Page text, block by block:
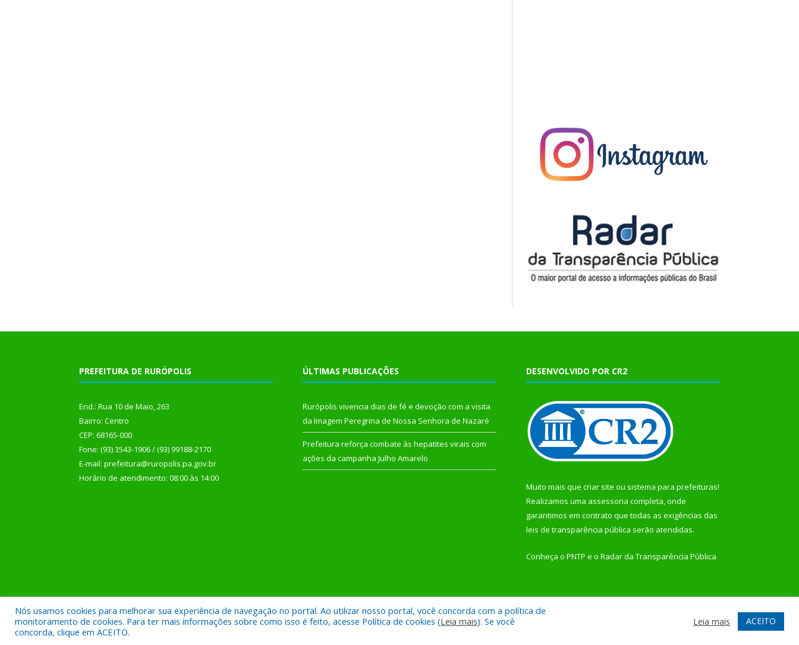
PREFEITURA DE RURÓPOLIS
End.: Rua 10 de Maio, 263
Bairro: Centro
CEP: 68165-000
Fone: (93) 3543-1906 / (93) 99188-2170
E-mail: prefeitura@ruropolis.pa.gov.br
Horário de atendimento: 08:00 às 14:00
ÚLTIMAS PUBLICAÇÕES
Rurópolis vivencia dias de fé e devoção com a visita
da Imagem Peregrina de Nossa Senhora de Nazaré
Prefeitura reforça combate às hepatites virais com
ações da campanha Julho Amarelo
DESENVOLVIDO POR CR2
Muito mais que criar site ou sistema para prefeituras!
Realizamos uma assessoria completa, onde
garantimos em contrato que todas as exigências das
leis de transparência pública serão atendidas.
Conheça o PNTP e o Radar da Transparência Pública
Todos os direitos reservados a Prefeitura Municipal de Rurópolis. Mapa do Site Acessar Webmail
Nós usamos cookies para melhorar sua experiência de navegação no portal. Ao utilizar nosso portal, você concorda com a política de
monitoramento de cookies. Para ter mais informações sobre como isso é feito, acesse Política de cookies (Leia mais). Se você
concorda, clique em ACEITO.
Leia mais ACEITO